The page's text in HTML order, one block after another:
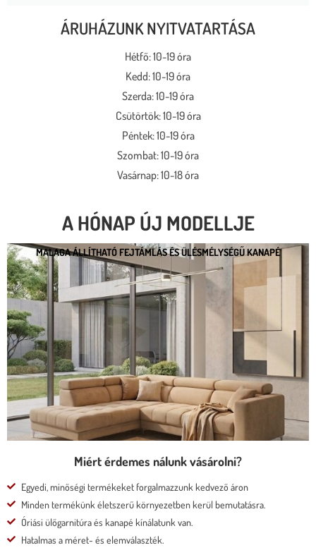
ÁRUHÁZUNK NYITVATARTÁSA
Hétfő: 10-19 óra
Kedd: 10-19 óra
Szerda: 10-19 óra
Csütörtök: 10-19 óra
Péntek: 10-19 óra
Szombat: 10-19 óra
Vasárnap: 10-18 óra
A HÓNAP ÚJ MODELLJE
MALAGA ÁLLÍTHATÓ FEJTÁMLÁS ÉS ÜLÉSMÉLYSÉGŰ KANAPÉ
MALAGA ÁLLÍTHATÓ FEJTÁMLÁS ÉS
ÜLÉSMÉLYSÉGŰ KANAPÉ
* kedvező ár
* moduláris rendszer
* motoros állíthatóság
Megnézem
Miért érdemes nálunk vásárolni?
Egyedi, minőségi termékeket forgalmazzunk kedvező áron
Minden termékünk életszerű környezetben kerül bemutatásra.
Óriási ülőgarnitúra és kanapé kínálatunk van.
Hatalmas a méret- és elemválaszték.